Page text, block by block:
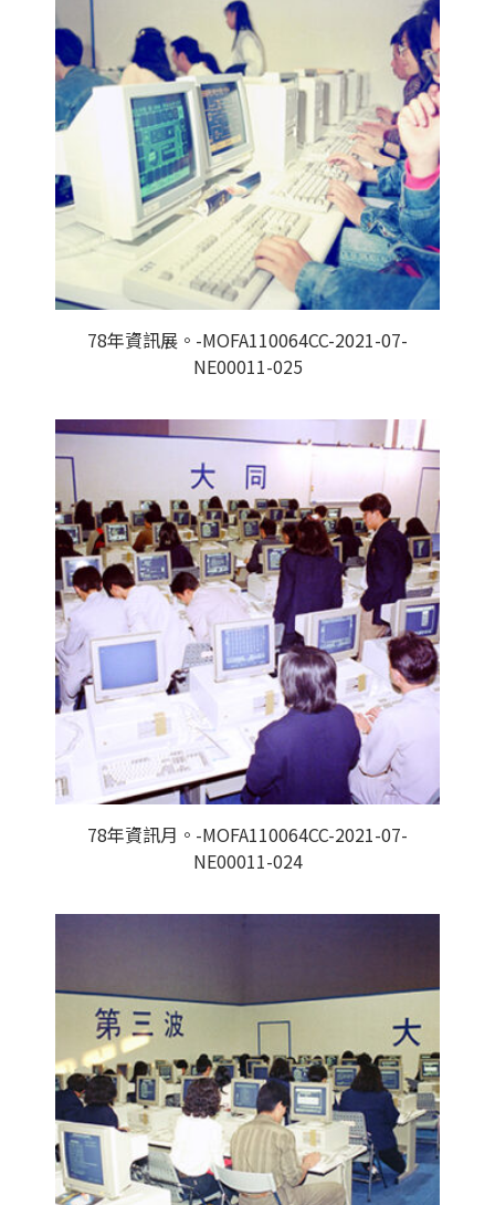
78年資訊展。-MOFA110064CC-2021-07-
NE00011-025
78年資訊月。-MOFA110064CC-2021-07-
NE00011-024